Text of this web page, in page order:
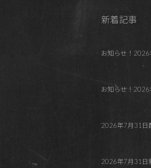
新着記事
お知らせ！2026
お知らせ！2026
2026年7月31日
2026年7月31日